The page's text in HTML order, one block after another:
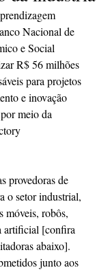
Nacional de
e Social
R$ 56 milhões
para projetos
e inovação
meio da
provedoras de
o setor industrial,
móveis, robôs,
artificial [confira
abaixo].
junto aos